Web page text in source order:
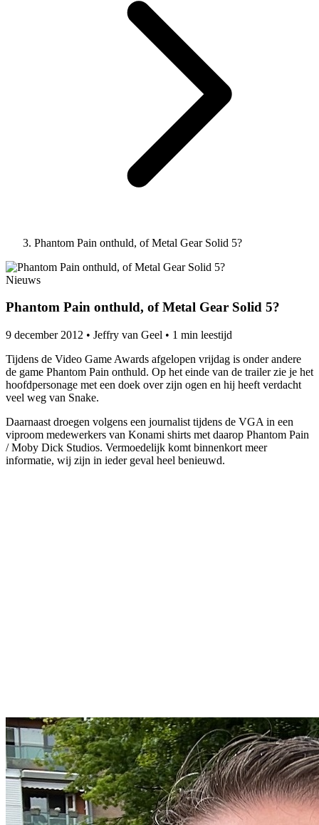
Phantom Pain onthuld, of Metal Gear Solid 5?
Nieuws
Phantom Pain onthuld, of Metal Gear Solid 5?
9 december 2012 • Jeffry van Geel • 1 min leestijd
Tijdens de Video Game Awards afgelopen vrijdag is onder andere
de game Phantom Pain onthuld. Op het einde van de trailer zie je het
hoofdpersonage met een doek over zijn ogen en hij heeft verdacht
veel weg van Snake.
Daarnaast droegen volgens een journalist tijdens de VGA in een
viproom medewerkers van Konami shirts met daarop Phantom Pain
/ Moby Dick Studios. Vermoedelijk komt binnenkort meer
informatie, wij zijn in ieder geval heel benieuwd.